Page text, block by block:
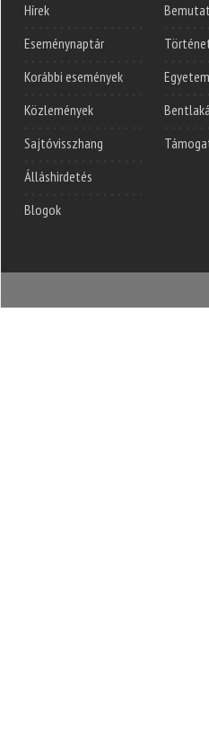
Hírek
Eseménynaptár
Korábbi események
Közlemények
Sajtóvisszhang
Álláshirdetés
Blogok